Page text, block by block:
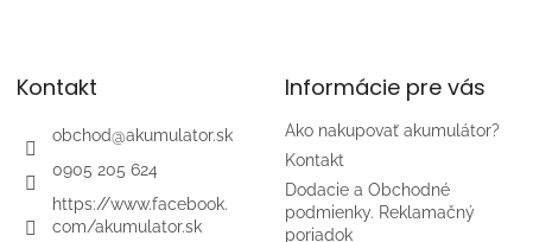
Kontakt
obchod@akumulator.sk
0905 205 624
https://www.facebook.
com/akumulator.sk
Informácie pre vás
Ako nakupovať akumulátor?
Kontakt
Dodacie a Obchodné
podmienky. Reklamačný
poriadok